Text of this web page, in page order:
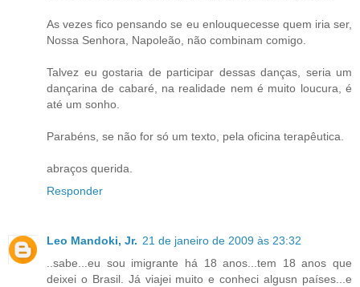
As vezes fico pensando se eu enlouquecesse quem iria ser,
Nossa Senhora, Napoleão, não combinam comigo.
Talvez eu gostaria de participar dessas danças, seria um
dançarina de cabaré, na realidade nem é muito loucura, é
até um sonho.
Parabéns, se não for só um texto, pela oficina terapêutica.
abraços querida.
Responder
Leo Mandoki, Jr. 21 de janeiro de 2009 às 23:32
..sabe...eu sou imigrante há 18 anos...tem 18 anos que
deixei o Brasil. Já viajei muito e conheci algusn países...e